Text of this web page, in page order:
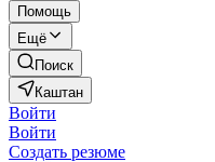
Помощь
Ещё
Поиск
Каштан
Войти
Войти
Создать резюме